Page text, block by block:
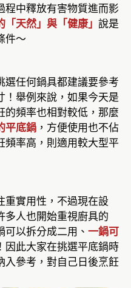
程中釋放有害物質進而影
「天然」與「健康」 說是
件～
選任何鍋具都建議要參考
！舉例來說，如果今天是
的頻率也相對較低，那麼
平底鍋 ，方便使用也不佔
頻率高，則適用較大型平
重實用性，不過現在設
多人也開始重視廚具的
可以拆分成二用、 一鍋可
因此大家在挑選平底鍋時
入參考，對自己日後烹飪